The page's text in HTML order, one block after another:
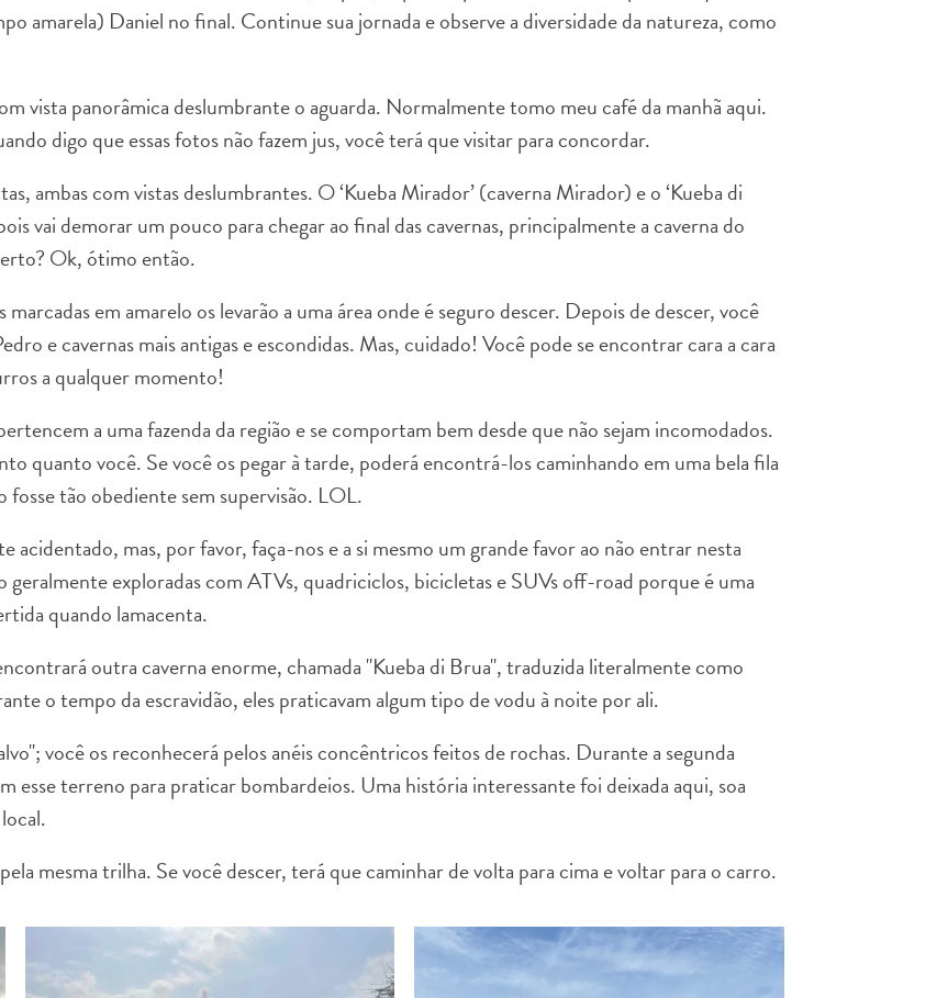
amarela) Daniel no final. Continue sua jornada e observe a diversidade da natureza, como
vista panorâmica deslumbrante o aguarda. Normalmente tomo meu café da manhã aqui.
digo que essas fotos não fazem jus, você terá que visitar para concordar.
ambas com vistas deslumbrantes. O ‘Kueba Mirador’ (caverna Mirador) e o ‘Kueba di
vai demorar um pouco para chegar ao final das cavernas, principalmente a caverna do
Ok, ótimo então.
em amarelo os levarão a uma área onde é seguro descer. Depois de descer, você
e cavernas mais antigas e escondidas. Mas, cuidado! Você pode se encontrar cara a cara
a qualquer momento!
a uma fazenda da região e se comportam bem desde que não sejam incomodados.
quanto você. Se você os pegar à tarde, poderá encontrá-los caminhando em uma bela fila
tão obediente sem supervisão. LOL.
acidentado, mas, por favor, faça-nos e a si mesmo um grande favor ao não entrar nesta
geralmente exploradas com ATVs, quadriciclos, bicicletas e SUVs off-road porque é uma
quando lamacenta.
outra caverna enorme, chamada "Kueba di Brua", traduzida literalmente como
o tempo da escravidão, eles praticavam algum tipo de vodu à noite por ali.
você os reconhecerá pelos anéis concêntricos feitos de rochas. Durante a segunda
esse terreno para praticar bombardeios. Uma história interessante foi deixada aqui, soa
mesma trilha. Se você descer, terá que caminhar de volta para cima e voltar para o carro.